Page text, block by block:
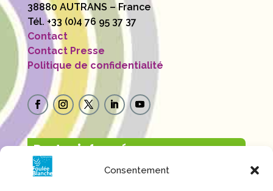
Consentement
38880 AUTRANS – France
Tél. +33 (0)4 76 95 37 37
Contact
Contact Presse
Politique de confidentialité
Restez informé
Inscrivez-vous à la newsletter de la Foulée